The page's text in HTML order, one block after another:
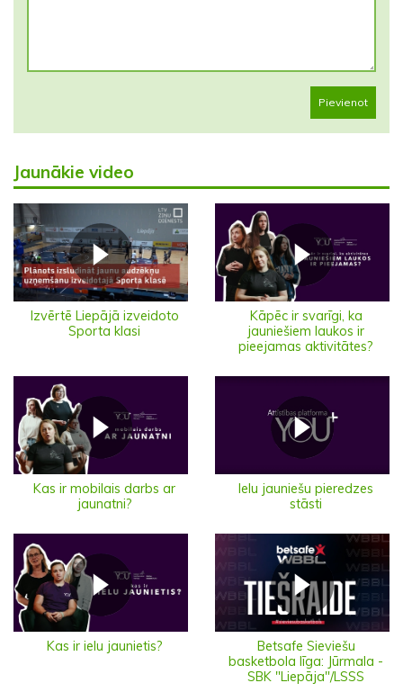
Pievienot
Jaunākie video
Izvērtē Liepājā izveidoto
Sporta klasi
Kāpēc ir svarīgi, ka
jauniešiem laukos ir
pieejamas aktivitātes?
Kas ir mobilais darbs ar
jaunatni?
Ielu jauniešu pieredzes
stāsti
Kas ir ielu jaunietis?
Betsafe Sieviešu
basketbola līga: Jūrmala -
SBK "Liepāja"/LSSS